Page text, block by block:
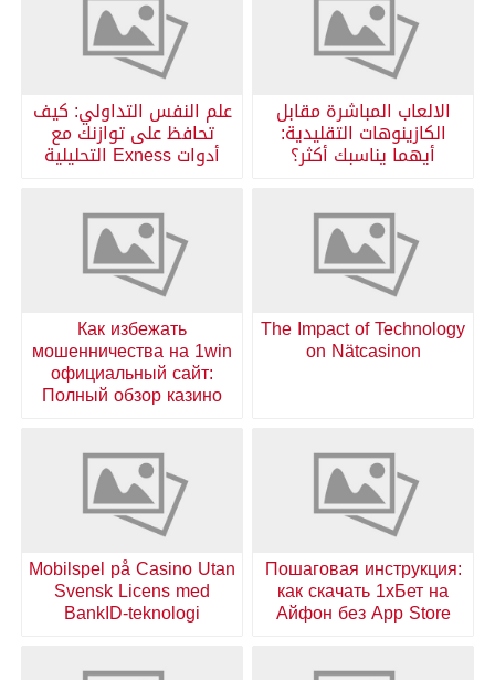
الالعاب المباشرة مقابل
الكازينوهات التقليدية:
أيهما يناسبك أكثر؟
علم النفس التداولي: كيف
تحافظ على توازنك مع
أدوات Exness التحليلية
The Impact of Technology
on Nätcasinon
Как избежать
мошенничества на 1win
официальный сайт:
Полный обзор казино
Пошаговая инструкция:
как скачать 1хБет на
Айфон без App Store
Mobilspel på Casino Utan
Svensk Licens med
BankID-teknologi